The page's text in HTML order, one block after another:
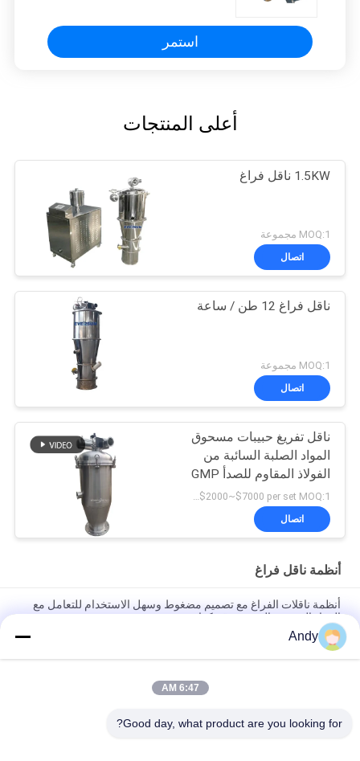
استمر
أعلى المنتجات
1.5KW ناقل فراغ
MOQ:1 مجموعة
اتصال
ناقل فراغ 12 طن / ساعة
MOQ:1 مجموعة
اتصال
ناقل تفريغ حبيبات مسحوق
المواد الصلبة السائبة من
الفولاذ المقاوم للصدأ GMP
اتصال
أنظمة ناقل فراغ
أنظمة ناقلات الفراغ مع تصميم مضغوط وسهل الاستخدام للتعامل مع
المواد الحبيبية وال مسحوق بكفاءة
أنظمة النقل الفراغي الآلية للتغذية والتفريغ المستمر للمواد الحبيبية في
العمليات الصناعية
أنظمة النقل بالشفط مصممة لنقل المواد البودرة والحبيبية بأمان
Andy
6:47 AM
Good day, what product are you looking for?